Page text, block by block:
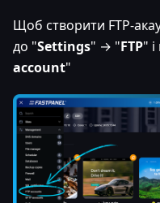
Щоб створити FTP-
до "Settings" → "FTP"
account"